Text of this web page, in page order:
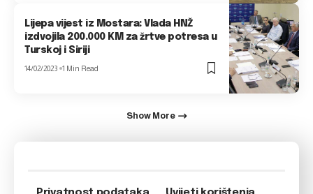
Lijepa vijest iz Mostara: Vlada HNŽ
izdvojila 200.000 KM za žrtve potresa u
Turskoj i Siriji
14/02/2023 1 Min Read
Show More